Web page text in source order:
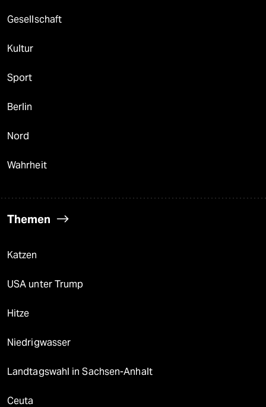
Gesellschaft
Kultur
Sport
Berlin
Nord
Wahrheit
Themen
Katzen
USA unter Trump
Hitze
Niedrigwasser
Landtagswahl in Sachsen-Anhalt
Ceuta